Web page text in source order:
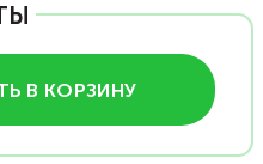
В КОРЗИНУ